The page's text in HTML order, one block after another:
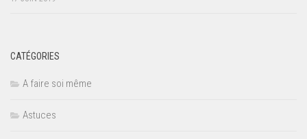
CATÉGORIES
A faire soi même
Astuces